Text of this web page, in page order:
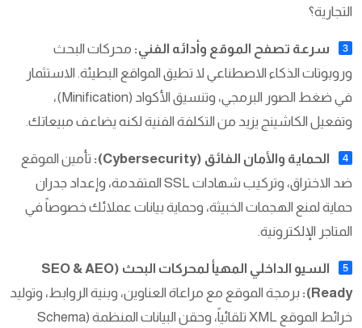
التجارية؟
سرعة تصفح الموقع وأدائه الفني: محركات البحث
وروبوتات الذكاء الاصطناعي لا تطيق المواقع البطيئة. الاستثمار
في ضغط الصور البرمجي، وتنسيق الأكواد (Minification)،
وتفعيل الكاشينج يزيد من التكلفة الفنية لكنه يضاعف مبيعاتك.
الحماية والأمان الفائق (Cybersecurity):
تأمين الموقع
ضد الاختراق، وتركيب شهادات SSL المتقدمة، وإعداد جدران
حماية لمنع الهجمات الخبيثة، وحماية بيانات عملائك خصوصاً في
المتاجر الإلكترونية.
السيو الداخلي المهيأ لمحركات البحث (SEO & AEO
Ready):
برمجة الموقع مع مراعاة العناوين، وبنية الروابط، وتوليد
خرائط الموقع XML تلقائياً، وحقن البيانات المنظمة (Schema